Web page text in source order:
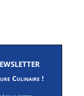
Culinaire !